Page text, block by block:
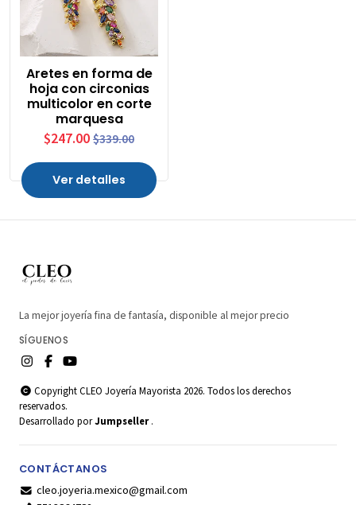
Aretes en forma de
hoja con circonias
multicolor en corte
marquesa
$247.00 $339.00
Ver detalles
La mejor joyería fina de fantasía, disponible al mejor precio
SÍGUENOS
Copyright CLEO Joyería Mayorista 2026. Todos los derechos
reservados.
Desarrollado porJumpseller .
CONTÁCTANOS
cleo.joyeria.mexico@gmail.com